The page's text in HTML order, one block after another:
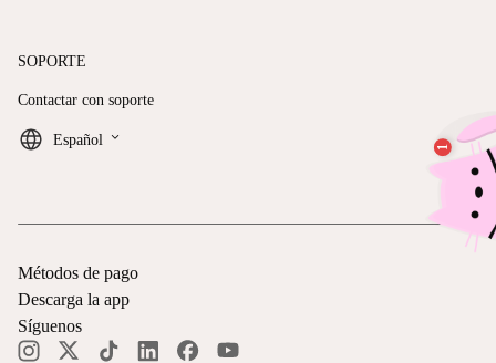
SOPORTE
Contactar con soporte
Español keyboard_arrow_down
Métodos de pago
Descarga la app
Síguenos